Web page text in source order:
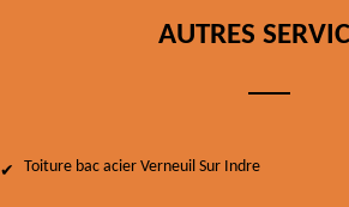
AUTRES
Toiture bac acier Verneuil Sur Indre